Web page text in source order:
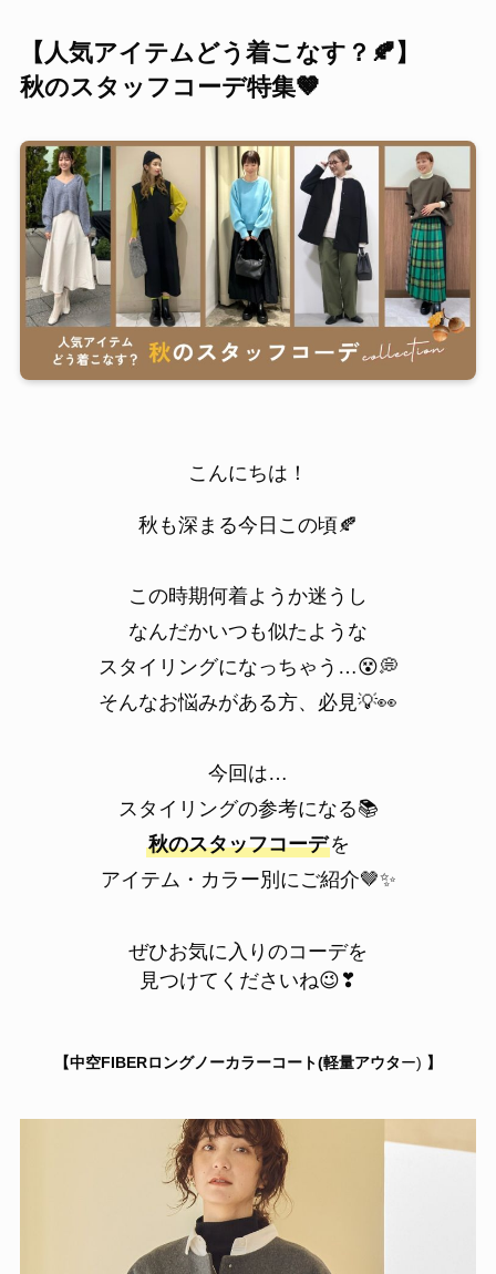
【人気アイテムどう着こなす？🍂】
秋のスタッフコーデ特集🤎
こんにちは！
秋も深まる今日この頃🍂
この時期何着ようか迷うし
なんだかいつも似たような
スタイリングになっちゃう…😵💭
そんなお悩みがある方、必見💡👀
今回は…
スタイリングの参考になる📚
秋のスタッフコーデ を
アイテム・カラー別にご紹介🤎✨
ぜひお気に入りのコーデを
見つけてくださいね😉❣
【中空FIBERロングノーカラーコート(軽量アウター) 】